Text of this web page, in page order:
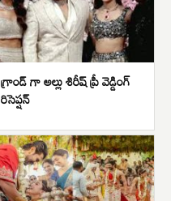
గ్రాండ్ గా అల్లు శిరీష్ ప్రీ వెడ్డింగ్
రిసెప్షన్